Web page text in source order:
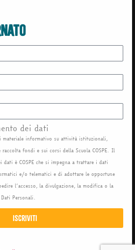
dei dati
materiale informativo su attività istituzionali,
raccolta fondi e sui corsi della Scuola COSPE. Il
dati è COSPE che si impegna a trattare i dati
e/o telematici e di adottare le opportune
l’accesso, la divulgazione, la modifica o la
Personali.
Iscriviti